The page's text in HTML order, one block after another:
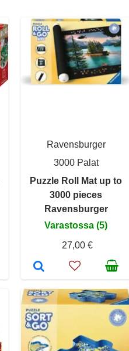
Ravensburger
3000 Palat
Puzzle Roll Mat up to
3000 pieces
Ravensburger
Varastossa (5)
27,00 €